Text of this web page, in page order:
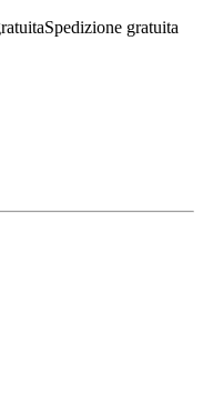
Spedizione gratuita